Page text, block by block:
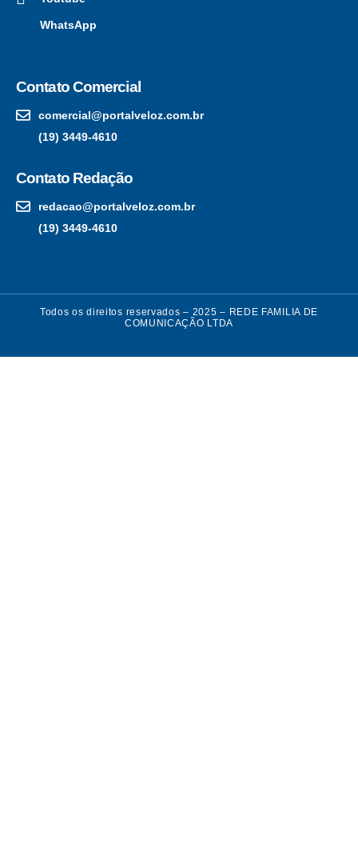
WhatsApp
Contato Comercial
comercial@portalveloz.com.br
(19) 3449-4610
Contato Redação
redacao@portalveloz.com.br
(19) 3449-4610
Todos os direitos reservados – 2025 – REDE FAMILIA DE
COMUNICAÇÃO LTDA